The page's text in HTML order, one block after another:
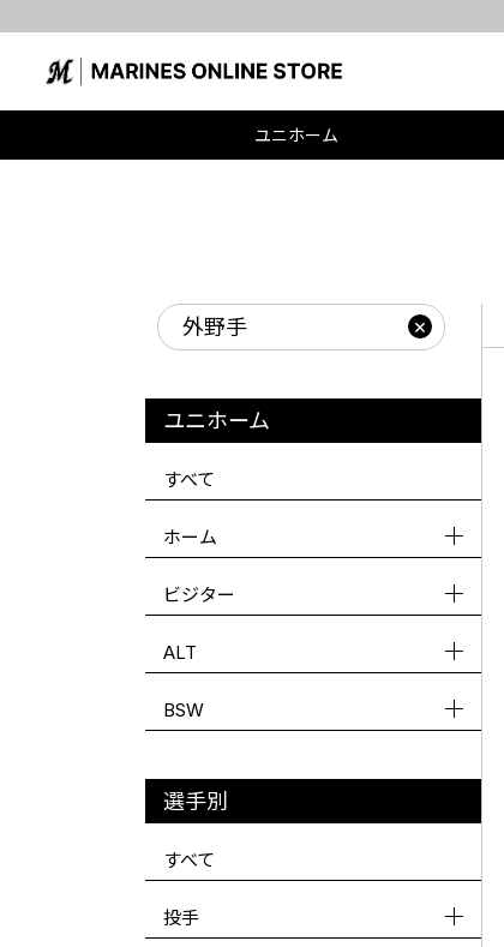
ユニホーム
外野手
ユニホーム
すべて
ホーム
ビジター
ALT
BSW
選手別
すべて
投手